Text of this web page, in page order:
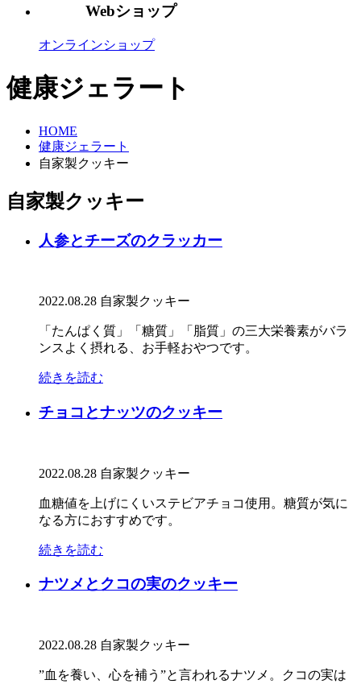
Webショップ
オンラインショップ
健康ジェラート
HOME
健康ジェラート
自家製クッキー
自家製クッキー
人参とチーズのクラッカー
2022.08.28 自家製クッキー
「たんぱく質」「糖質」「脂質」の三大栄養素がバラ
ンスよく摂れる、お手軽おやつです。
続きを読む
チョコとナッツのクッキー
2022.08.28 自家製クッキー
血糖値を上げにくいステビアチョコ使用。糖質が気に
なる方におすすめです。
続きを読む
ナツメとクコの実のクッキー
2022.08.28 自家製クッキー
”血を養い、心を補う”と言われるナツメ。クコの実は